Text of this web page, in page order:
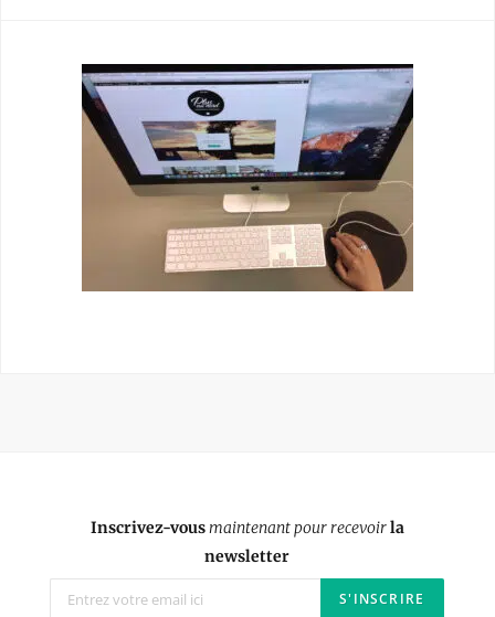
Inscrivez-vousmaintenant pour recevoirla
newsletter